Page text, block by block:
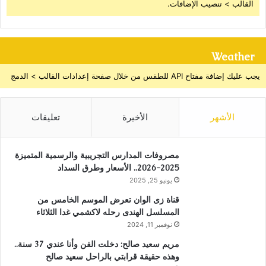
القالب > تنصيب الإضافات.
Weather
يجب عليك إضافة مفتاح API للطقس من خلال صفحة إعدادات القالب > الدمج
الأشهر الأخيرة تعليقات
مصروفات المدارس التجريبية والرسمية المتميزة
2025-2026.. الأسعار وطرق السداد
يونيو 25, 2025
قناة زى الوان تعرض الموسم الخامس من
المسلسل الهندى رحله لاكشمي غدا الثلاثاء
نوفمبر 11, 2024
مريم سعيد صالح: دخلت الفن وأنا عندي 37 سنة..
وهذه حقيقة قرابتي بالراحل سعيد صالح